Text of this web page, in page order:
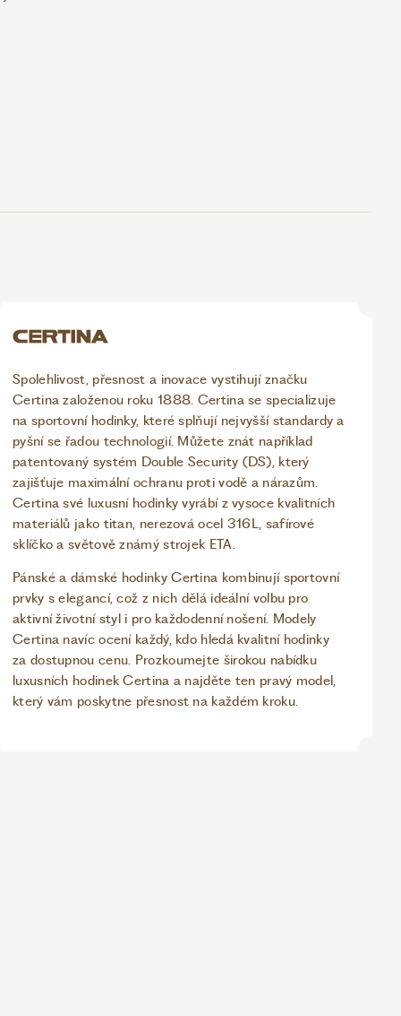
Spolehlivost, přesnost a inovace vystihují značku
Certina založenou roku 1888. Certina se specializuje
na sportovní hodinky, které splňují nejvyšší standardy a
pyšní se řadou technologií. Můžete znát například
patentovaný systém Double Security (DS), který
zajišťuje maximální ochranu proti vodě a nárazům.
Certina své luxusní hodinky vyrábí z vysoce kvalitních
materiálů jako titan, nerezová ocel 316L, safírové
sklíčko a světově známý strojek ETA.
Pánské a dámské hodinky Certina kombinují sportovní
prvky s elegancí, což z nich dělá ideální volbu pro
aktivní životní styl i pro každodenní nošení. Modely
Certina navíc ocení každý, kdo hledá kvalitní hodinky
za dostupnou cenu. Prozkoumejte širokou nabídku
luxusních hodinek Certina a najděte ten pravý model,
který vám poskytne přesnost na každém kroku.